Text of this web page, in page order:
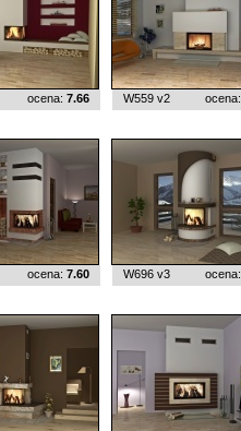
ocena: 7.66 W559 v2 ocena:
ocena: 7.60 W696 v3 ocena: